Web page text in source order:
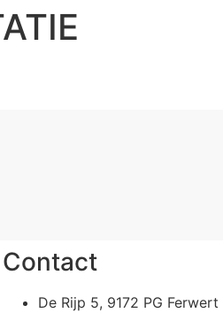
Contact
De Rijp 5, 9172 PG Ferwert